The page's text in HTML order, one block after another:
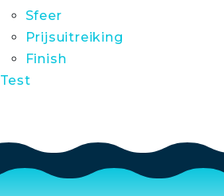
Sfeer
Prijsuitreiking
Finish
Test